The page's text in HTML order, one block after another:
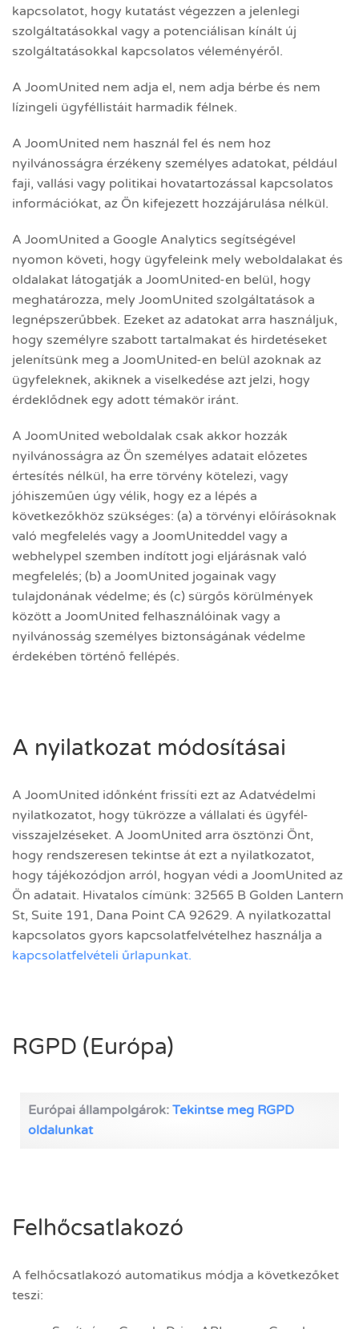
kapcsolatot, hogy kutatást végezzen a jelenlegi
szolgáltatásokkal vagy a potenciálisan kínált új
szolgáltatásokkal kapcsolatos véleményéről.
A JoomUnited nem adja el, nem adja bérbe és nem
lízingeli ügyféllistáit harmadik félnek.
A JoomUnited nem használ fel és nem hoz
nyilvánosságra érzékeny személyes adatokat, például
faji, vallási vagy politikai hovatartozással kapcsolatos
információkat, az Ön kifejezett hozzájárulása nélkül.
A JoomUnited a Google Analytics segítségével
nyomon követi, hogy ügyfeleink mely weboldalakat és
oldalakat látogatják a JoomUnited-en belül, hogy
meghatározza, mely JoomUnited szolgáltatások a
legnépszerűbbek. Ezeket az adatokat arra használjuk,
hogy személyre szabott tartalmakat és hirdetéseket
jelenítsünk meg a JoomUnited-en belül azoknak az
ügyfeleknek, akiknek a viselkedése azt jelzi, hogy
érdeklődnek egy adott témakör iránt.
A JoomUnited weboldalak csak akkor hozzák
nyilvánosságra az Ön személyes adatait előzetes
értesítés nélkül, ha erre törvény kötelezi, vagy
jóhiszeműen úgy vélik, hogy ez a lépés a
következőkhöz szükséges: (a) a törvényi előírásoknak
való megfelelés vagy a JoomUniteddel vagy a
webhelypel szemben indított jogi eljárásnak való
megfelelés; (b) a JoomUnited jogainak vagy
tulajdonának védelme; és (c) sürgős körülmények
között a JoomUnited felhasználóinak vagy a
nyilvánosság személyes biztonságának védelme
érdekében történő fellépés.
A nyilatkozat módosításai
A JoomUnited időnként frissíti ezt az Adatvédelmi
nyilatkozatot, hogy tükrözze a vállalati és ügyfél-
visszajelzéseket. A JoomUnited arra ösztönzi Önt,
hogy rendszeresen tekintse át ezt a nyilatkozatot,
hogy tájékozódjon arról, hogyan védi a JoomUnited az
Ön adatait. Hivatalos címünk: 32565 B Golden Lantern
St, Suite 191, Dana Point CA 92629. A nyilatkozattal
kapcsolatos gyors kapcsolatfelvételhez használja a
kapcsolatfelvételi űrlapunkat.
RGPD (Európa)
Európai állampolgárok: Tekintse meg RGPD
oldalunkat
Felhőcsatlakozó
A felhőcsatlakozó automatikus módja a következőket
teszi: